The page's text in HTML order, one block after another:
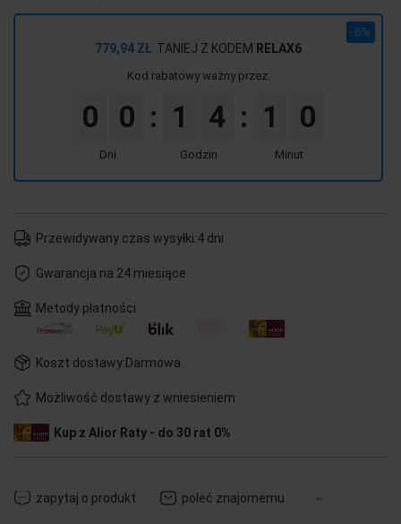
779,94 ZŁ TANIEJ Z KODEM RELAX6
Kod rabatowy ważny przez:
-6%
0 0
Dni
: 1 4
Godzin
: 1 0
Minut
Przewidywany czas wysyłki:4 dni
Gwarancja na 24 miesiące
Metody płatności
Koszt dostawy:Darmowa
Możliwość dostawy z wniesieniem
Kup z Alior Raty - do 30 rat 0%
zapytaj o produkt poleć znajomemu